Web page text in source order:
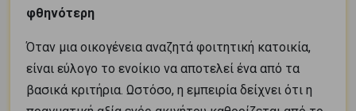
φθηνότερη
Όταν μια οικογένεια αναζητά φοιτητική κατοικία,
είναι εύλογο το ενοίκιο να αποτελεί ένα από τα
βασικά κριτήρια. Ωστόσο, η εμπειρία δείχνει ότι η